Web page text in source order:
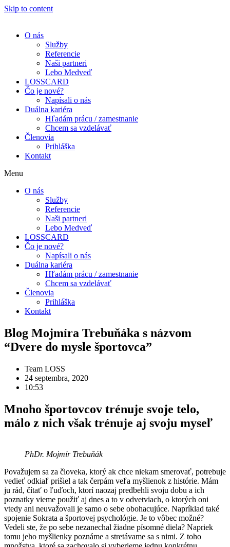
Skip to content
O nás
Služby
Referencie
Naši partneri
Lebo Medveď
LOSSCARD
Čo je nové?
Napísali o nás
Duálna kariéra
Hľadám prácu / zamestnanie
Chcem sa vzdelávať
Členovia
Prihláška
Kontakt
Menu
O nás
Služby
Referencie
Naši partneri
Lebo Medveď
LOSSCARD
Čo je nové?
Napísali o nás
Duálna kariéra
Hľadám prácu / zamestnanie
Chcem sa vzdelávať
Členovia
Prihláška
Kontakt
Blog Mojmíra Trebuňáka s názvom
“Dvere do mysle športovca”
Team LOSS
24 septembra, 2020
10:53
Mnoho športovcov trénuje svoje telo,
málo z nich však trénuje aj svoju myseľ
PhDr. Mojmír Trebuňák
Považujem sa za človeka, ktorý ak chce niekam smerovať, potrebuje
vedieť odkiaľ prišiel a tak čerpám veľa myšlienok z histórie. Mám
ju rád, čítať o ľuďoch, ktorí naozaj predbehli svoju dobu a ich
poznatky vieme použiť aj dnes a to v odvetviach, o ktorých oni
vtedy ani neuvažovali je samo o sebe obohacujúce. Napríklad také
spojenie Sokrata a športovej psychológie. Je to vôbec možné?
Vedeli ste, že po sebe nezanechal žiadne písomné diela? Napriek
tomu jeho myšlienky poznáme a stretávame sa s nimi. Z toho